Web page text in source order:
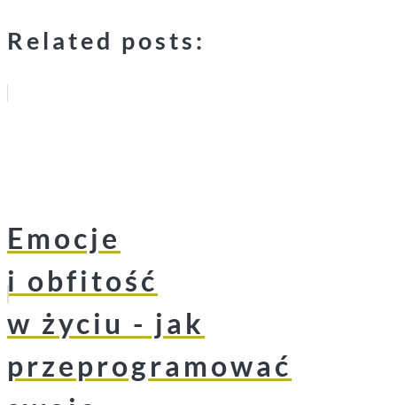
Related posts:
Emocje
i obfitość
w życiu - jak
przeprogramować